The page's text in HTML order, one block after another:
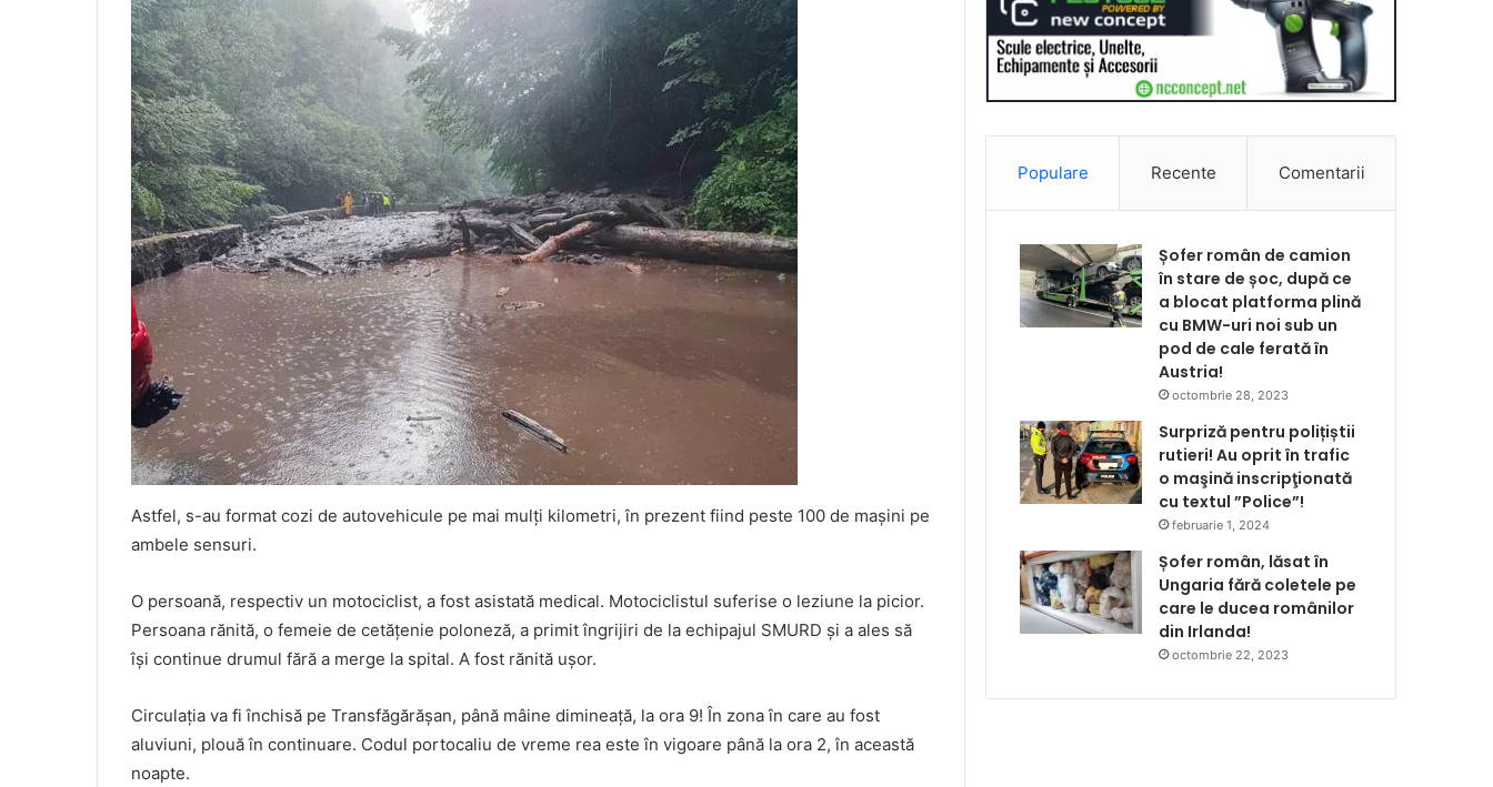
Astfel, s-au format cozi de autovehicule pe mai mulți kilometri, în prezent fiind peste 100 de mașini pe
ambele sensuri.
O persoană, respectiv un motociclist, a fost asistată medical. Motociclistul suferise o leziune la picior.
Persoana rănită, o femeie de cetățenie poloneză, a primit îngrijiri de la echipajul SMURD și a ales să
își continue drumul fără a merge la spital. A fost rănită ușor.
Circulația va fi închisă pe Transfăgărășan, până mâine dimineață, la ora 9! În zona în care au fost
aluviuni, plouă în continuare. Codul portocaliu de vreme rea este în vigoare până la ora 2, în această
noapte.
Populare Recente Comentarii
Șofer român de camion
în stare de șoc, după ce
a blocat platforma plină
cu BMW-uri noi sub un
pod de cale ferată în
Austria!
octombrie 28, 2023
Surpriză pentru polițiștii
rutieri! Au oprit în trafic
o maşină inscripţionată
cu textul ”Police”!
februarie 1, 2024
Șofer român, lăsat în
Ungaria fără coletele pe
care le ducea românilor
din Irlanda!
octombrie 22, 2023